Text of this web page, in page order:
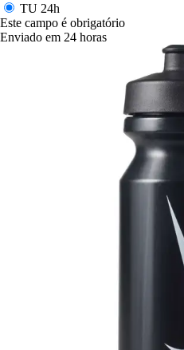
TU 24h
Este campo é obrigatório
Enviado em 24 horas